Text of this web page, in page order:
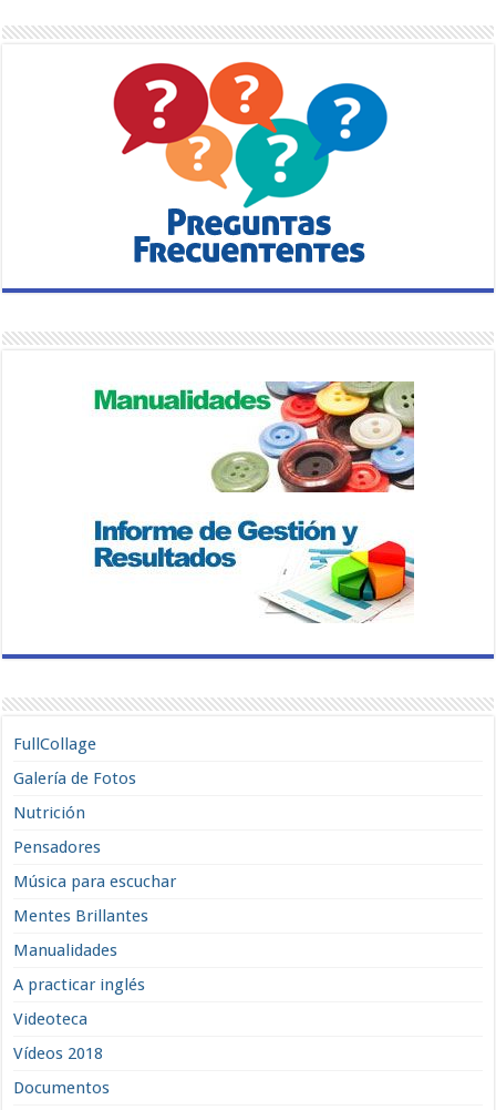
FullCollage
Galería de Fotos
Nutrición
Pensadores
Música para escuchar
Mentes Brillantes
Manualidades
A practicar inglés
Videoteca
Vídeos 2018
Documentos